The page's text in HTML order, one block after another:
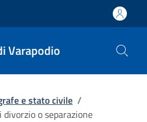
Varapodio
e stato civile /
o separazione